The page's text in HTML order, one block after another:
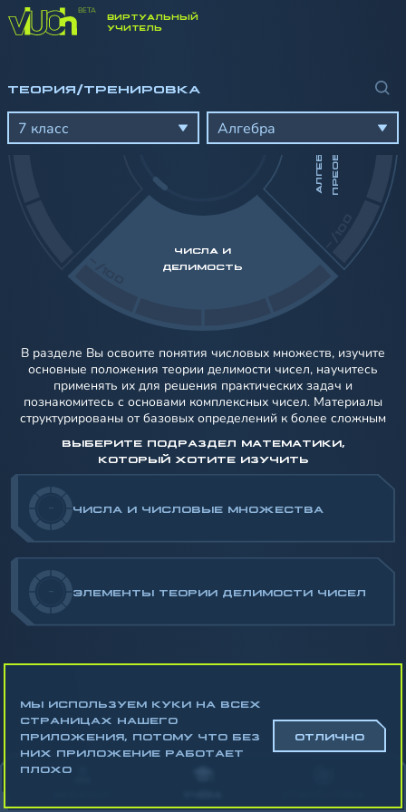
ВИРТУАЛЬНЫЙ
УЧИТЕЛЬ
7 класс Алгебра
ТЕОРИЯ/ТРЕНИРОВКА А
Л
Г
Е
Б
Р
А
И
Ч
Е
С
К
И
Е
П
Р
Е
О
Б
Р
А
З
О
В
А
Н
ИЯ
ЧИСЛА И
ДЕЛИМОСТЬ
- ЧИСЛА И ЧИСЛОВЫЕ МНОЖЕСТВА
- ЭЛЕМЕНТЫ ТЕОРИИ ДЕЛИМОСТИ ЧИСЕЛ
ВЫБЕРИТЕ ПОДРАЗДЕЛ МАТЕМАТИКИ,
КОТОРЫЙ ХОТИТЕ ИЗУЧИТЬ
В разделе Вы освоите понятия числовых множеств, изучите
основные положения теории делимости чисел, научитесь
применять их для решения практических задач и
познакомитесь с основами комплексных чисел. Материалы
структурированы от базовых определений к более сложным
Математика
Геометрия
МЫ ИСПОЛЬЗУЕМ КУКИ НА ВСЕХ
СТРАНИЦАХ НАШЕГО
ПРИЛОЖЕНИЯ, ПОТОМУ ЧТО БЕЗ
НИХ ПРИЛОЖЕНИЕ РАБОТАЕТ
ПЛОХО
ОТЛИЧНО